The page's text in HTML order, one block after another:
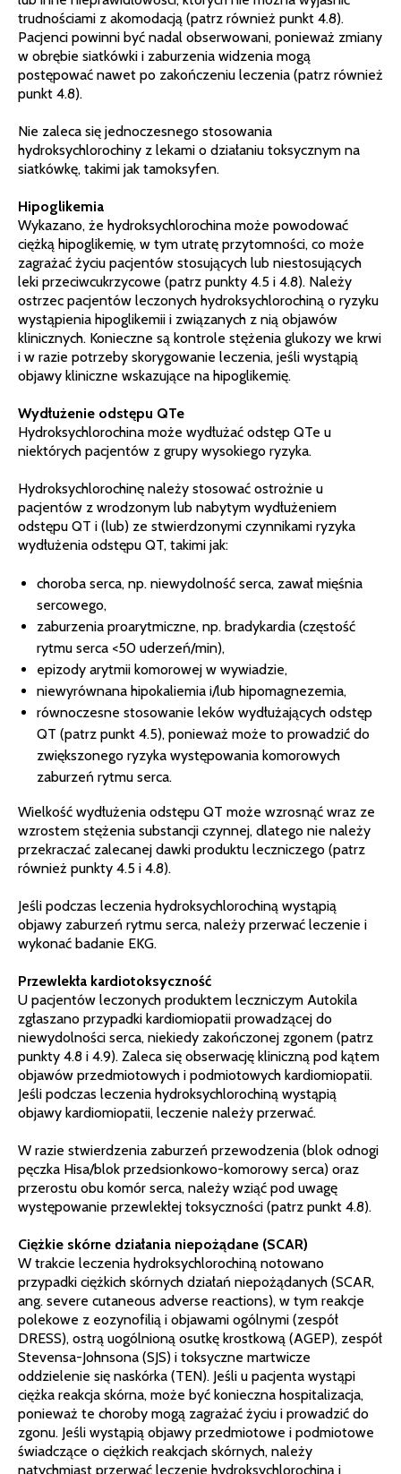
trudnościami z akomodacją (patrz również punkt 4.8).
Pacjenci powinni być nadal obserwowani, ponieważ zmiany
w obrębie siatkówki i zaburzenia widzenia mogą
postępować nawet po zakończeniu leczenia (patrz również
punkt 4.8).
Nie zaleca się jednoczesnego stosowania
hydroksychlorochiny z lekami o działaniu toksycznym na
siatkówkę, takimi jak tamoksyfen.
Hipoglikemia
Wykazano, że hydroksychlorochina może powodować
ciężką hipoglikemię, w tym utratę przytomności, co może
zagrażać życiu pacjentów stosujących lub niestosujących
leki przeciwcukrzycowe (patrz punkty 4.5 i 4.8). Należy
ostrzec pacjentów leczonych hydroksychlorochiną o ryzyku
wystąpienia hipoglikemii i związanych z nią objawów
klinicznych. Konieczne są kontrole stężenia glukozy we krwi
i w razie potrzeby skorygowanie leczenia, jeśli wystąpią
objawy kliniczne wskazujące na hipoglikemię.
Wydłużenie odstępu QTe
Hydroksychlorochina może wydłużać odstęp QTe u
niektórych pacjentów z grupy wysokiego ryzyka.
Hydroksychlorochinę należy stosować ostrożnie u
pacjentów z wrodzonym lub nabytym wydłużeniem
odstępu QT i (lub) ze stwierdzonymi czynnikami ryzyka
wydłużenia odstępu QT, takimi jak:
choroba serca, np. niewydolność serca, zawał mięśnia
sercowego,
zaburzenia proarytmiczne, np. bradykardia (częstość
rytmu serca <50 uderzeń/min),
epizody arytmii komorowej w wywiadzie,
niewyrównana hipokaliemia i/lub hipomagnezemia,
równoczesne stosowanie leków wydłużających odstęp
QT (patrz punkt 4.5), ponieważ może to prowadzić do
zwiększonego ryzyka występowania komorowych
zaburzeń rytmu serca.
Wielkość wydłużenia odstępu QT może wzrosnąć wraz ze
wzrostem stężenia substancji czynnej, dlatego nie należy
przekraczać zalecanej dawki produktu leczniczego (patrz
również punkty 4.5 i 4.8).
Jeśli podczas leczenia hydroksychlorochiną wystąpią
objawy zaburzeń rytmu serca, należy przerwać leczenie i
wykonać badanie EKG.
Przewlekła kardiotoksyczność
U pacjentów leczonych produktem leczniczym Autokila
zgłaszano przypadki kardiomiopatii prowadzącej do
niewydolności serca, niekiedy zakończonej zgonem (patrz
punkty 4.8 i 4.9). Zaleca się obserwację kliniczną pod kątem
objawów przedmiotowych i podmiotowych kardiomiopatii.
Jeśli podczas leczenia hydroksychlorochiną wystąpią
objawy kardiomiopatii, leczenie należy przerwać.
W razie stwierdzenia zaburzeń przewodzenia (blok odnogi
pęczka Hisa/blok przedsionkowo-komorowy serca) oraz
przerostu obu komór serca, należy wziąć pod uwagę
występowanie przewlekłej toksyczności (patrz punkt 4.8).
Ciężkie skórne działania niepożądane (SCAR)
W trakcie leczenia hydroksychlorochiną notowano
przypadki ciężkich skórnych działań niepożądanych (SCAR,
ang. severe cutaneous adverse reactions), w tym reakcje
polekowe z eozynofilią i objawami ogólnymi (zespół
DRESS), ostrą uogólnioną osutkę krostkową (AGEP), zespół
Stevensa-Johnsona (SJS) i toksyczne martwicze
oddzielenie się naskórka (TEN). Jeśli u pacjenta wystąpi
ciężka reakcja skórna, może być konieczna hospitalizacja,
ponieważ te choroby mogą zagrażać życiu i prowadzić do
zgonu. Jeśli wystąpią objawy przedmiotowe i podmiotowe
świadczące o ciężkich reakcjach skórnych, należy
natychmiast przerwać leczenie hydroksychlorochiną i